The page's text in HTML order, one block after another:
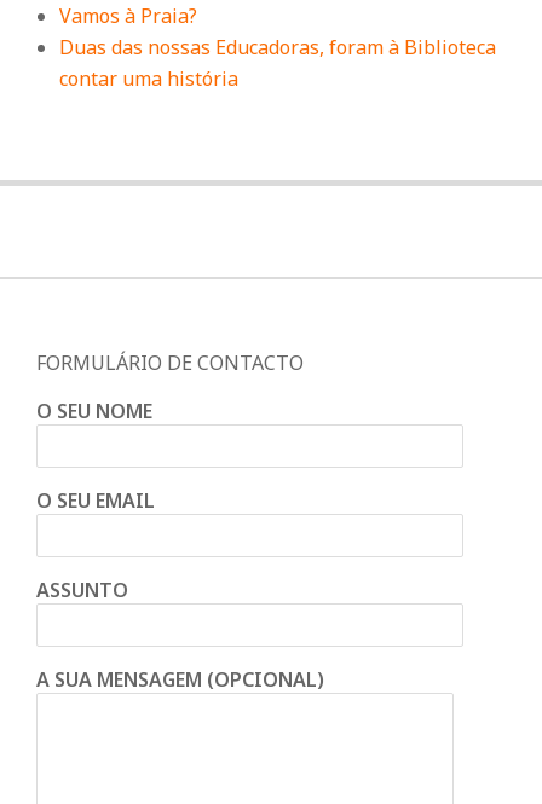
Vamos à Praia?
Duas das nossas Educadoras, foram à Biblioteca
contar uma história
FORMULÁRIO DE CONTACTO
O SEU NOME
O SEU EMAIL
ASSUNTO
A SUA MENSAGEM (OPCIONAL)